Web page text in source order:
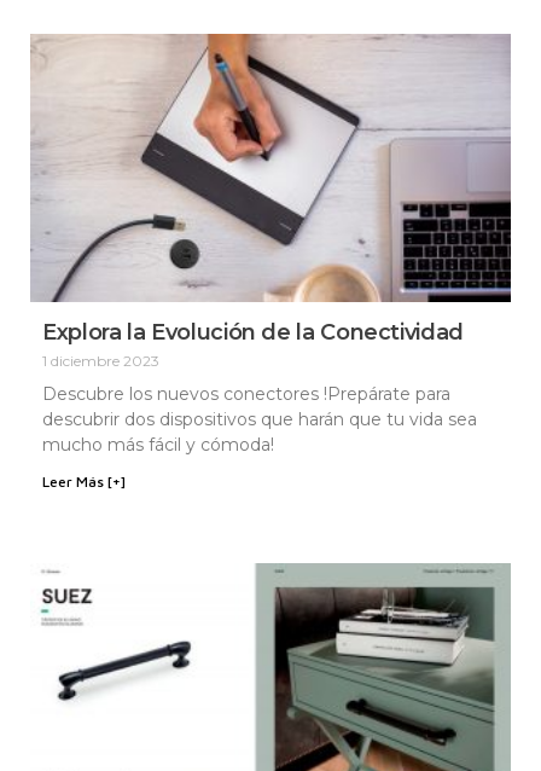
Explora la Evolución de la Conectividad
1 diciembre 2023
Descubre los nuevos conectores !Prepárate para
descubrir dos dispositivos que harán que tu vida sea
mucho más fácil y cómoda!
Leer Más [+]